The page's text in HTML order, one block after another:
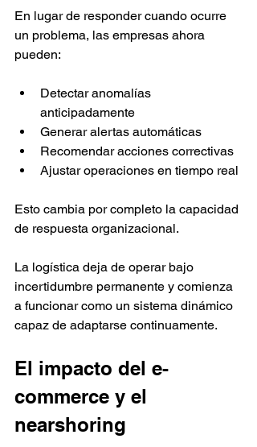
En lugar de responder cuando ocurre
un problema, las empresas ahora
pueden:
Detectar anomalías
anticipadamente
Generar alertas automáticas
Recomendar acciones correctivas
Ajustar operaciones en tiempo real
Esto cambia por completo la capacidad
de respuesta organizacional.
La logística deja de operar bajo
incertidumbre permanente y comienza
a funcionar como un sistema dinámico
capaz de adaptarse continuamente.
El impacto del e-
commerce y el
nearshoring